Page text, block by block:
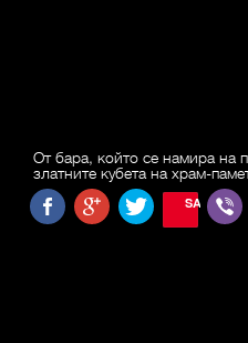
От бара, който се намира на
златните кубета на храм-
SAVE